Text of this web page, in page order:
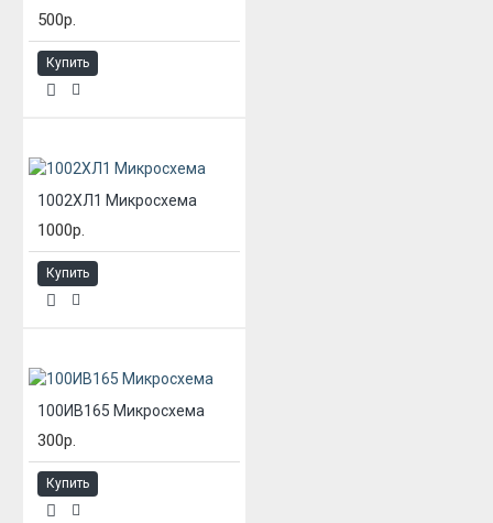
500р.
Купить
1002ХЛ1 Микросхема
1000р.
Купить
100ИВ165 Микросхема
300р.
Купить